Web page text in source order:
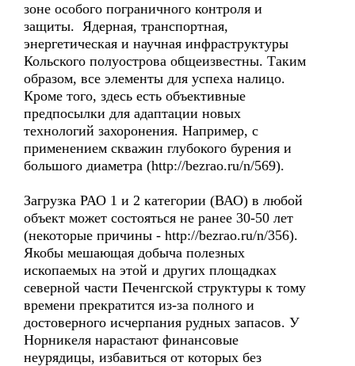
зоне особого пограничного контроля и
защиты. Ядерная, транспортная,
энергетическая и научная инфраструктуры
Кольского полуострова общеизвестны. Таким
образом, все элементы для успеха налицо.
Кроме того, здесь есть объективные
предпосылки для адаптации новых
технологий захоронения. Например, с
применением скважин глубокого бурения и
большого диаметра (http://bezrao.ru/n/569).
Загрузка РАО 1 и 2 категории (ВАО) в любой
объект может состояться не ранее 30-50 лет
(некоторые причины - http://bezrao.ru/n/356).
Якобы мешающая добыча полезных
ископаемых на этой и других площадках
северной части Печенгской структуры к тому
времени прекратится из-за полного и
достоверного исчерпания рудных запасов. У
Норникеля нарастают финансовые
неурядицы, избавиться от которых без